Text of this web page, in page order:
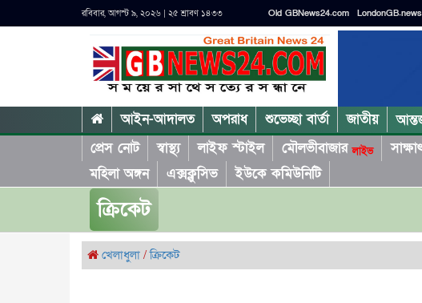
রবিবার, আগস্ট ৯, ২০২৬ | ২৫ শ্রাবণ ১৪৩৩ Old GBNews24.com LondonGB.news
আইন-আদালত অপরাধ শুভেচ্ছা বার্তা জাতীয়
প্রেস নোট
স্বাস্থ্য লাইফ স্টাইল মৌলভীবাজারলাইভ
মহিলা অঙ্গন
এক্সক্লুসিভ ইউকে কমিউনিটি
ক্রিকেট
খেলাধুলা /ক্রিকেট